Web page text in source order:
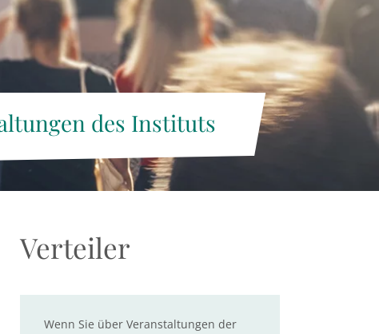
des Instituts
Verteiler
Wenn Sie über Veranstaltungen der